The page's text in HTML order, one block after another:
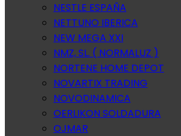
NESTLE ESPAÑA
NETTUNO IBERICA
NEW MEGA XXI
NMZ, SL. ( NORMALUZ )
NORTENE HOME DEPOT
NOVARTIX TRADING
NOVODINAMICA
OERLIKON SOLDADURA
OJMAR